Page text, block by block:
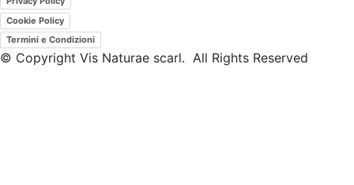
Cookie Policy
Termini e Condizioni
© Copyright Vis Naturae scarl. All Rights Reserved